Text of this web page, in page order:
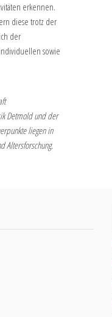
erkennen.
diese trotz der
der
sowie
Detmold und der
liegen in
Altersforschung.